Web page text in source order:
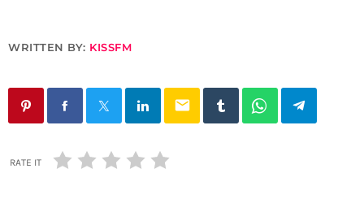
WRITTEN BY: KISSFM
email
RATE IT